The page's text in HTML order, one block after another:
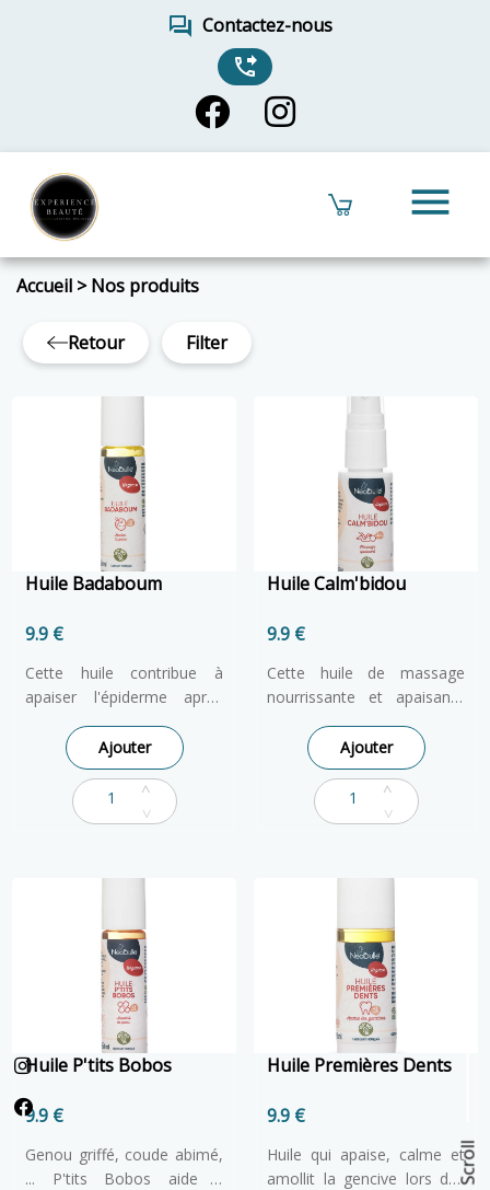
forum Contactez-nous
phone_forwarded
menu
Scroll
Accueil >Nos produits
Retour Filter
Huile Badaboum
9.9 €
Cette huile contribue à
apaiser l'épiderme après
une chute, un choc... Cette
huile aux plantes
apaisantes et régénérantes
de la peau devient vite un
indispensable pour les
facilement dans le sac et
permet une application
rapide et précise.
Ajouter
Huile Calm'bidou
9.9 €
Cette huile de massage
nourrissante et apaisante
apporte réconfort aux
bidous tortillés ou
inquiets.Bienfaisante, cette
huile, par l'action du
massage doux et circulaire,
digestif et à l'apaisement
des nouveaux nés et même
des plus grands!
Ajouter
Huile P'tits Bobos
9.9 €
Genou griffé, coude abimé,
... P'tits Bobos aide à
Huile Premières Dents
9.9 €
Huile qui apaise, calme et
amollit la gencive lors des